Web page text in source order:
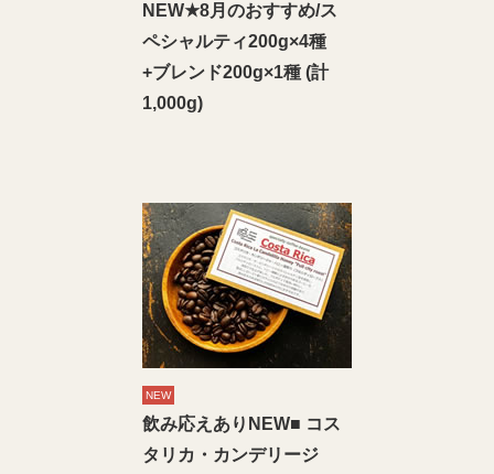
NEW★8月のおすすめ/ス
ペシャルティ200g×4種
+ブレンド200g×1種 (計
1,000g)
NEW
飲み応えありNEW■ コス
タリカ・カンデリージ